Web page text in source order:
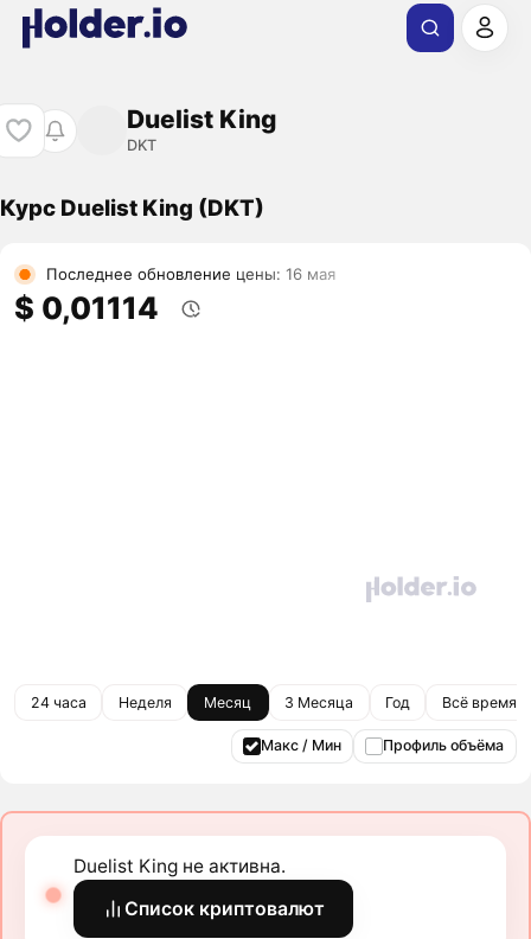
Duelist King
DKT
Курс Duelist King (DKT)
Последнее обновление цены: 16 мая
$ 0,01114
24 часа Неделя Месяц 3 Месяца Год Всё время
Макс / Мин Профиль объёма
Duelist King не активна.
Список криптовалют